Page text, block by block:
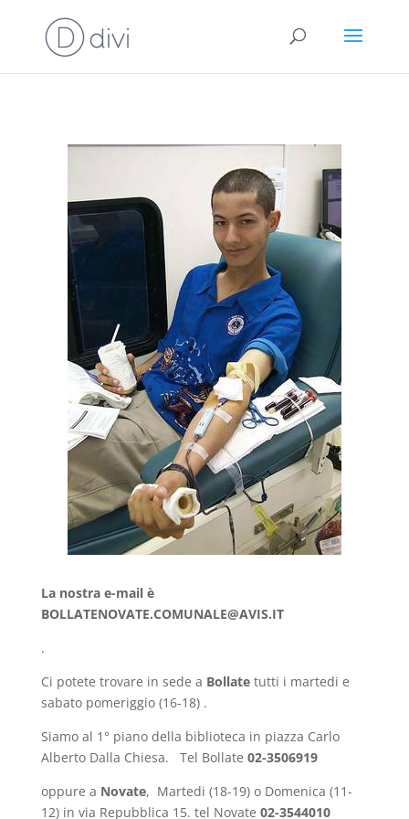
La nostra e-mail è
BOLLATENOVATE.COMUNALE@AVIS.IT
.
Ci potete trovare in sede a Bollatetutti i martedi e
sabato pomeriggio (16-18) .
Siamo al 1° piano della biblioteca in piazza Carlo
Alberto Dalla Chiesa. Tel Bollate 02-3506919
oppure a Novate, Martedi (18-19) o Domenica (11-
12) in via Repubblica 15. tel Novate 02-3544010